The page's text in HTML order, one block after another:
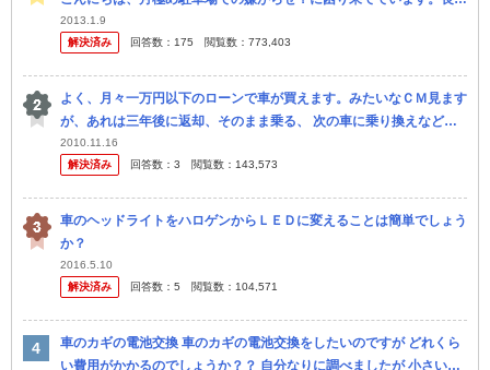
ですが助けてください うちのマンションの駐車場は一般的には狭く
なく、...
2013.1.9
解決済み
回答数： 175 閲覧数： 773,403
よく、月々一万円以下のローンで車が買えます。みたいなＣＭ見ます
が、あれは三年後に返却、そのまま乗る、 次の車に乗り換えなどの
選択肢があるようで毎月の支払いが少なくていいな～と思うのです
が、そのプ...
2010.11.16
解決済み
回答数： 3 閲覧数： 143,573
車のヘッドライトをハロゲンからＬＥＤに変えることは簡単でしょう
か？
2016.5.10
解決済み
回答数： 5 閲覧数： 104,571
車のカギの電池交換 車のカギの電池交換をしたいのですが どれくら
い費用がかかるのでしょうか？？ 自分なりに調べましたが 小さいド